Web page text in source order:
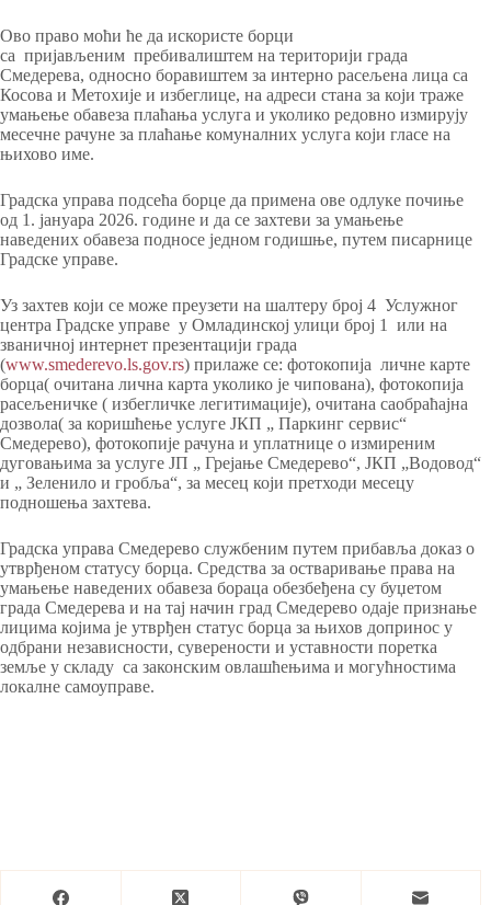
Ово право моћи ће да искористе борци
са пријављеним пребивалиштем на територији града
Смедерева, односно боравиштем за интерно расељена лица са
Косова и Метохије и избеглице, на адреси стана за који траже
умањење обавеза плаћања услуга и уколико редовно измирују
месечне рачуне за плаћање комуналних услуга који гласе на
њихово име.
Градска управа подсећа борце да примена ове одлуке почиње
од 1. јануара 2026. године и да се захтеви за умањење
наведених обавеза подносе једном годишње, путем писарнице
Градске управе.
Уз захтев који се може преузети на шалтеру број 4 Услужног
центра Градске управе у Омладинској улици број 1 или на
званичној интернет презентацији града
(www.smederevo.ls.gov.rs) прилаже се: фотокопија личне карте
борца( очитана лична карта уколико је чипована), фотокопија
расељеничке ( избегличке легитимације), очитана саобраћајна
дозвола( за коришћење услуге ЈКП „ Паркинг сервис“
Смедерево), фотокопије рачуна и уплатнице о измиреним
дуговањима за услуге ЈП „ Грејање Смедерево“, ЈКП „Водовод“
и „ Зеленило и гробља“, за месец који претходи месецу
подношења захтева.
Градска управа Смедерево службеним путем прибавља доказ о
утврђеном статусу борца. Средства за остваривање права на
умањење наведених обавеза бораца обезбеђена су буџетом
града Смедерева и на тај начин град Смедерево одаје признање
лицима којима је утврђен статус борца за њихов допринос у
одбрани независности, суверености и уставности поретка
земље у складу са законским овлашћењима и могућностима
локалне самоуправе.